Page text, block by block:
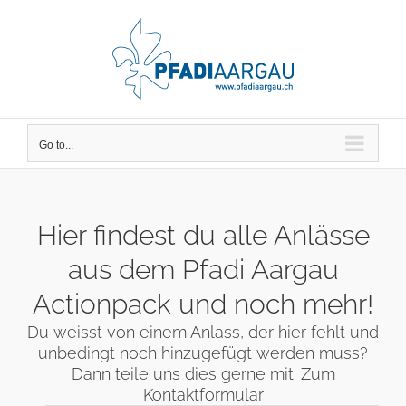
Go to...
Hier findest du alle Anlässe
aus dem Pfadi Aargau
Actionpack und noch mehr!
Du weisst von einem Anlass, der hier fehlt und
unbedingt noch hinzugefügt werden muss?
Dann teile uns dies gerne mit: Zum
Kontaktformular